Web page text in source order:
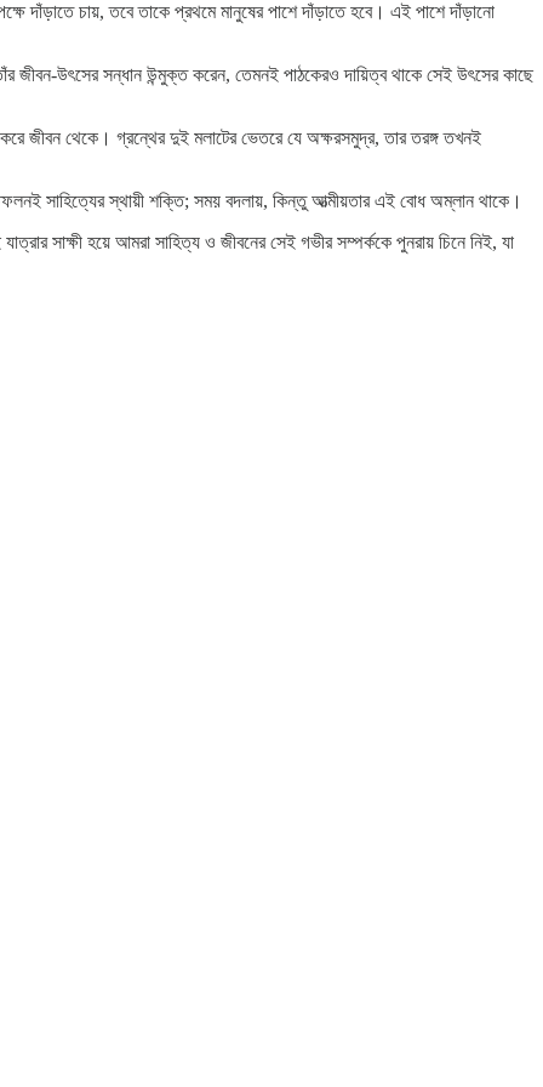
দাঁড়াতে চায়, তবে তাকে প্রথমে মানুষের পাশে দাঁড়াতে হবে। এই পাশে দাঁড়ানো
জীবন-উৎসের সন্ধান উন্মুক্ত করেন, তেমনই পাঠকেরও দায়িত্ব থাকে সেই উৎসের কাছে
জীবন থেকে। গ্রন্থের দুই মলাটের ভেতরে যে অক্ষরসমুদ্র, তার তরঙ্গ তখনই
সাহিত্যের স্থায়ী শক্তি; সময় বদলায়, কিন্তু আত্মীয়তার এই বোধ অম্লান থাকে।
সাক্ষী হয়ে আমরা সাহিত্য ও জীবনের সেই গভীর সম্পর্ককে পুনরায় চিনে নিই, যা